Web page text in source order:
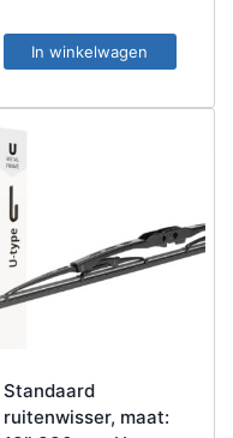
In winkelwagen
Standaard
ruitenwisser, maat: